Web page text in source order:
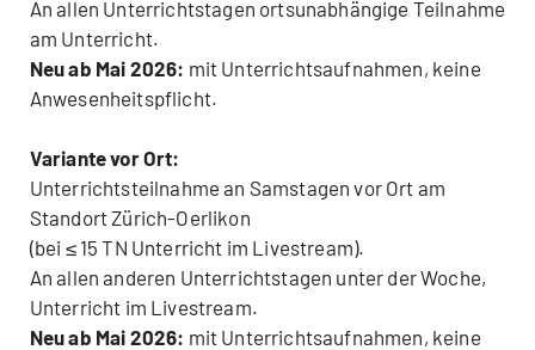
An allen Unterrichtstagen ortsunabhängige Teilnahme
am Unterricht.
Neu ab Mai 2026: mit Unterrichtsaufnahmen, keine
Anwesenheitspflicht.
Variante vor Ort:
Unterrichtsteilnahme an Samstagen vor Ort am
Standort Zürich-Oerlikon
(bei ≤ 15 TN Unterricht im Livestream).
An allen anderen Unterrichtstagen unter der Woche,
Unterricht im Livestream.
Neu ab Mai 2026: mit Unterrichtsaufnahmen, keine